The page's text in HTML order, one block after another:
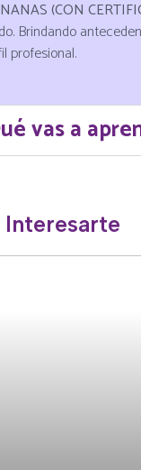
(CON
Brindando
profesional.
vas a
Interesarte